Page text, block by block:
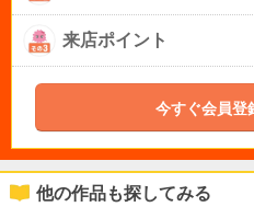
来店ポイント
今すぐ会員登
他の作品も探してみる